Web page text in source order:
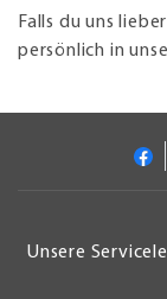
Falls du uns
persönlich in
Unsere